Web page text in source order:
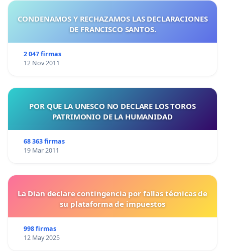
CONDENAMOS Y RECHAZAMOS LAS DECLARACIONES
DE FRANCISCO SANTOS.
2 047 firmas
12 Nov 2011
POR QUE LA UNESCO NO DECLARE LOS TOROS
PATRIMONIO DE LA HUMANIDAD
68 363 firmas
19 Mar 2011
La Dian declare contingencia por fallas técnicas de
su plataforma de impuestos
998 firmas
12 May 2025